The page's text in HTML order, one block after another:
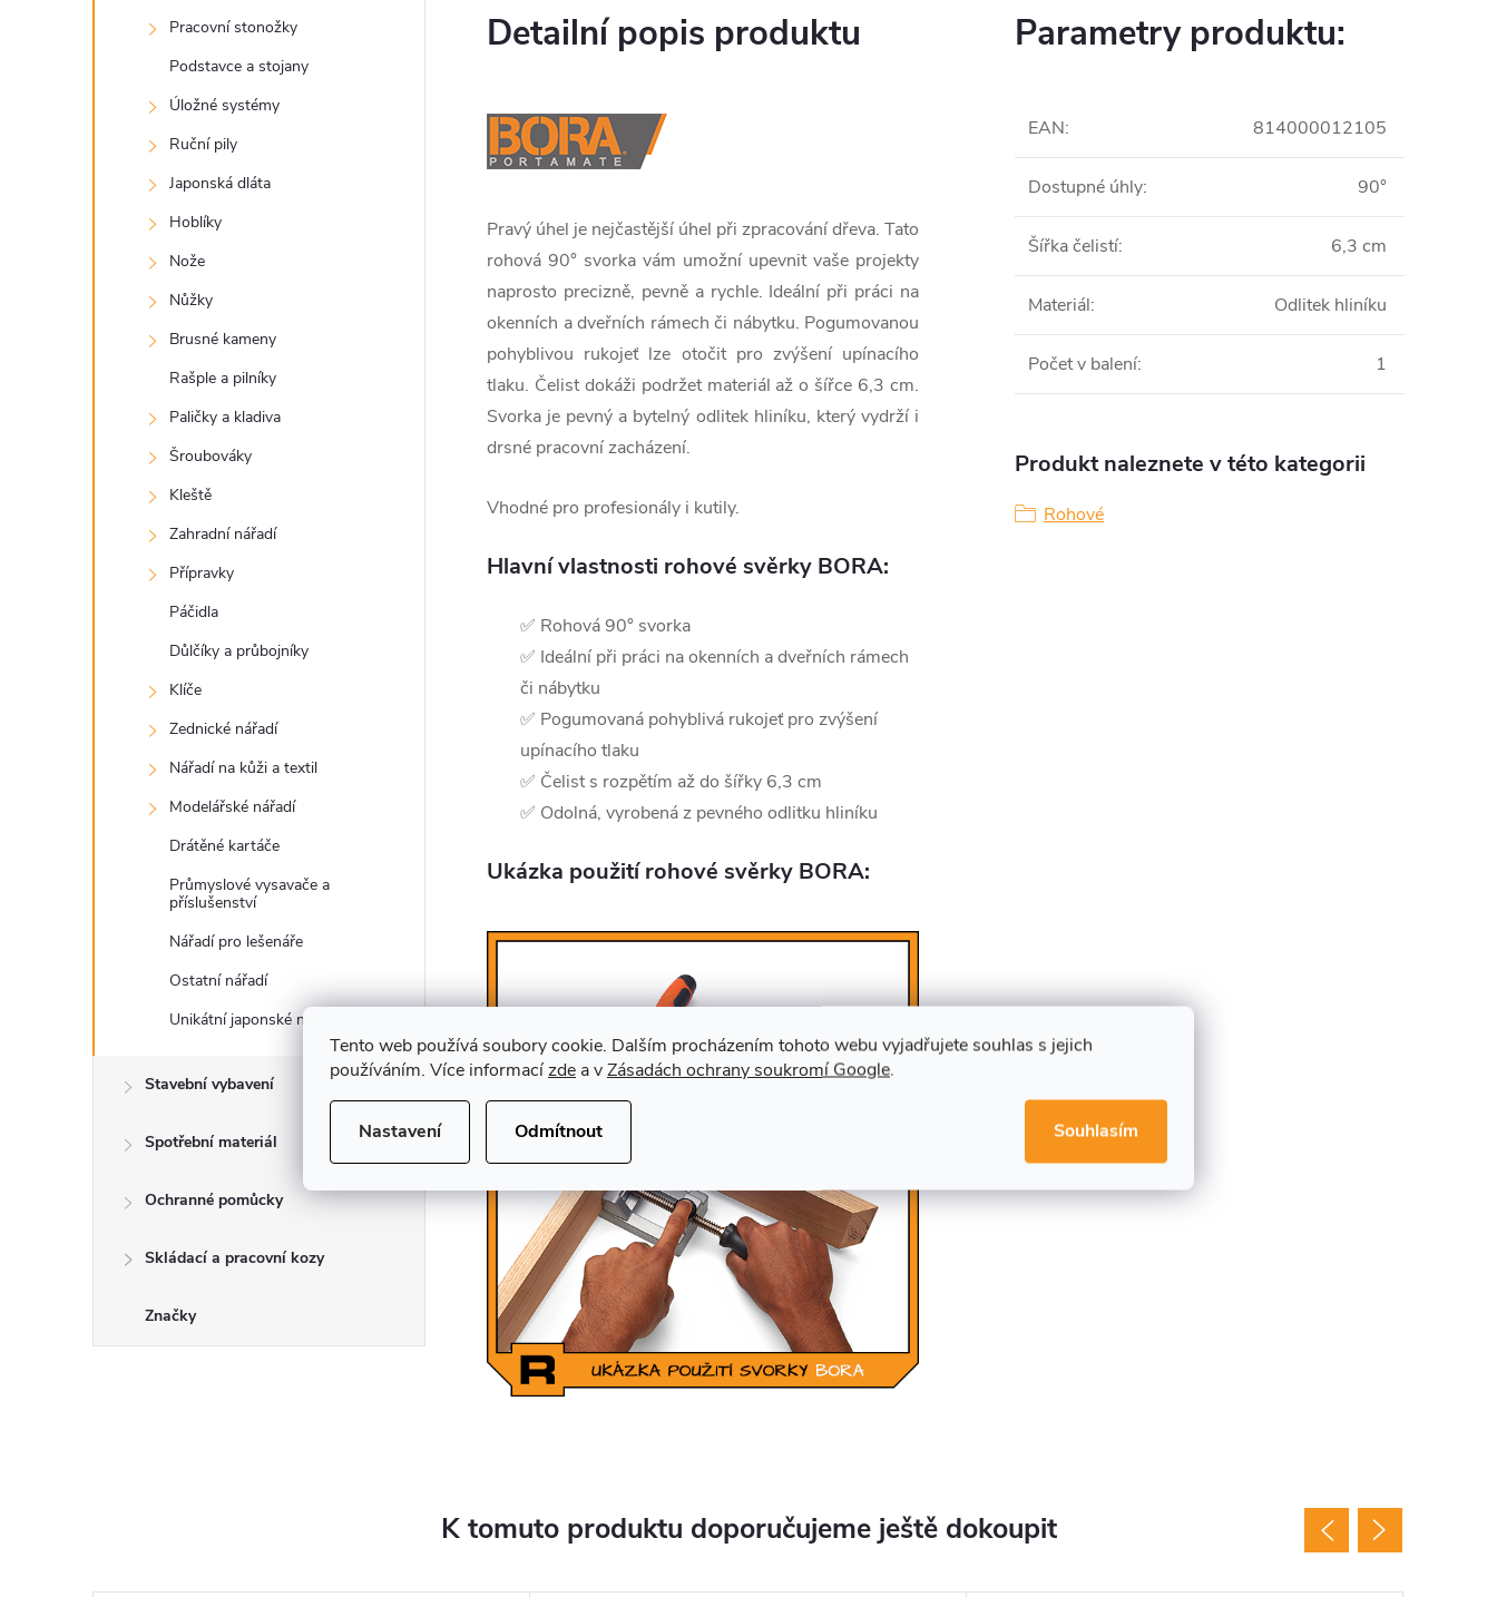
Tento web používá soubory cookie. Dalším procházením tohoto webu vyjadřujete souhlas s jejich
používáním. Více informacízde a vZásadách ochrany soukromí Google.
Nastavení Odmítnout Souhlasím
Pracovní stonožky
Podstavce a stojany
Úložné systémy
Ruční pily
Japonská dláta
Hoblíky
Nože
Nůžky
Brusné kameny
Rašple a pilníky
Paličky a kladiva
Šroubováky
Kleště
Zahradní nářadí
Přípravky
Páčidla
Důlčíky a průbojníky
Klíče
Zednické nářadí
Nářadí na kůži a textil
Modelářské nářadí
Drátěné kartáče
Průmyslové vysavače a
příslušenství
Nářadí pro lešenáře
Ostatní nářadí
Unikátní japonské nářadí
Stavební vybavení
Spotřební materiál
Ochranné pomůcky
Skládací a pracovní kozy
Značky
Detailní popis produktu
Pravý úhel je nejčastější úhel při zpracování dřeva. Tato
rohová 90° svorka vám umožní upevnit vaše projekty
naprosto precizně, pevně a rychle. Ideální při práci na
okenních a dveřních rámech či nábytku. Pogumovanou
pohyblivou rukojeť lze otočit pro zvýšení upínacího
tlaku. Čelist dokáži podržet materiál až o šířce 6,3 cm.
Svorka je pevný a bytelný odlitek hliníku, který vydrží i
drsné pracovní zacházení.
Vhodné pro profesionály i kutily.
Hlavní vlastnosti rohové svěrky BORA:
✅ Rohová 90° svorka
✅ Ideální při práci na okenních a dveřních rámech
či nábytku
✅ Pogumovaná pohyblivá rukojeť pro zvýšení
upínacího tlaku
✅ Čelist s rozpětím až do šířky 6,3 cm
✅ Odolná, vyrobená z pevného odlitku hliníku
Ukázka použití rohové svěrky BORA:
Parametry produktu:
EAN: 814000012105
Dostupné úhly: 90°
Šířka čelistí: 6,3 cm
Materiál: Odlitek hliníku
Počet v balení: 1
Produkt naleznete v této kategorii
Rohové
K tomuto produktu doporučujeme ještě dokoupit